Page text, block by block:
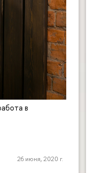
в
26 июня, 2020 г.